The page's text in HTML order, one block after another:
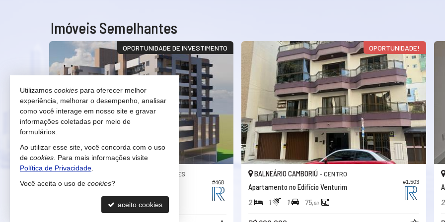
Imóveis Semelhantes
#1.180
OPORTUNIDADE DE INVESTIMENTO
#468
BALNEÁRIO CAMBORIÚ - PRAIA DOS AMORES
Apartamento no Edifício Portal da Brava
108,00 64,00
OPORTUNIDADE!
#1.503
BALNEÁRIO CAMBORIÚ -CENTRO
Apartamento no Edifício Venturim
2 1 1 75,00 2
Utilizamos cookies para oferecer melhor
experiência, melhorar o desempenho, analisar
como você interage em nosso site e gravar
informações coletadas por meio de
formulários.
Ao utilizar esse site, você concorda com o uso
de cookies . Para mais informações visite
Política de Privacidade
Você aceita o uso de cookies?
aceito cookies